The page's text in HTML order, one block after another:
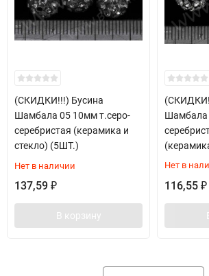
(СКИДКИ!!!) Бусина
Шамбала 05 10мм т.серо-
серебристая (керамика и
стекло) (5ШТ.)
Нет в наличии
137,59 ₽
В корзину
Шамбала
Нет в
116,55 ₽